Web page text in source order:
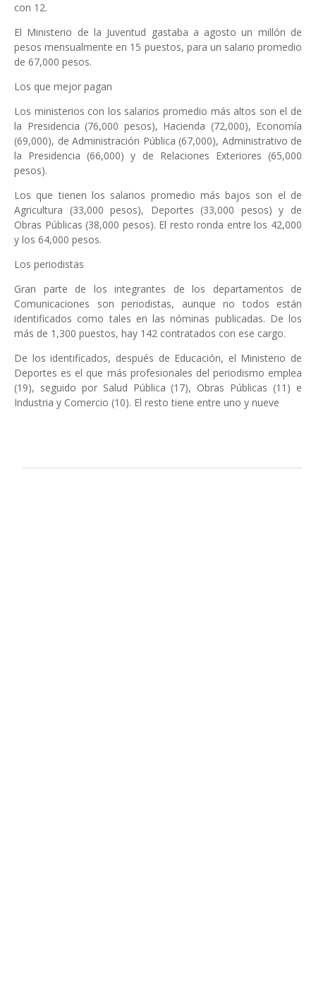
con 12.
El Ministerio de la Juventud gastaba a agosto un millón de
pesos mensualmente en 15 puestos, para un salario promedio
de 67,000 pesos.
Los que mejor pagan
Los ministerios con los salarios promedio más altos son el de
la Presidencia (76,000 pesos), Hacienda (72,000), Economía
(69,000), de Administración Pública (67,000), Administrativo de
la Presidencia (66,000) y de Relaciones Exteriores (65,000
pesos).
Los que tienen los salarios promedio más bajos son el de
Agricultura (33,000 pesos), Deportes (33,000 pesos) y de
Obras Públicas (38,000 pesos). El resto ronda entre los 42,000
y los 64,000 pesos.
Los periodistas
Gran parte de los integrantes de los departamentos de
Comunicaciones son periodistas, aunque no todos están
identificados como tales en las nóminas publicadas. De los
más de 1,300 puestos, hay 142 contratados con ese cargo.
De los identificados, después de Educación, el Ministerio de
Deportes es el que más profesionales del periodismo emplea
(19), seguido por Salud Pública (17), Obras Públicas (11) e
Industria y Comercio (10). El resto tiene entre uno y nueve